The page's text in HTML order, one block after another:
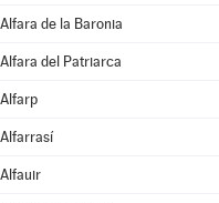
Alfara de la Baronia
Alfara del Patriarca
Alfarp
Alfarrasí
Alfauir